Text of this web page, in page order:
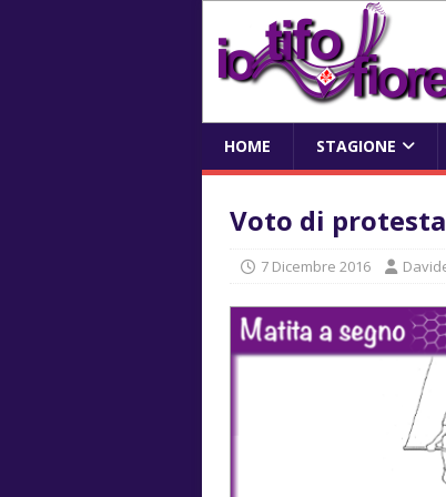
HOME STAGIONE
Voto di
7 Dicembre 2016